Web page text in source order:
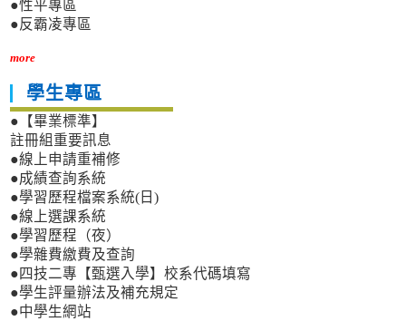
●性平專區
●反霸凌專區
more
學生專區
●【畢業標準】
註冊組重要訊息
●線上申請重補修
●成績查詢系統
●學習歷程檔案系統(日)
●線上選課系統
●學習歷程（夜）
●學雜費繳費及查詢
●四技二專【甄選入學】校系代碼填寫
●學生評量辦法及補充規定
●中學生網站